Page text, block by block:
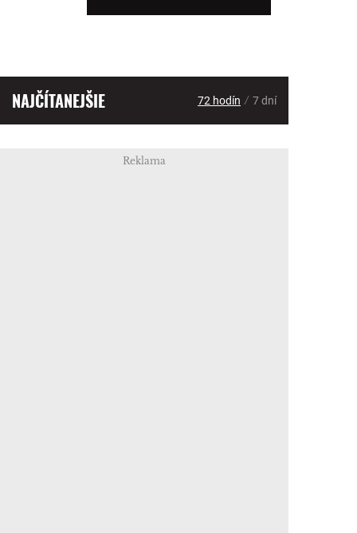
NAJČÍTANEJŠIE 72 hodín / 7 dní
Reklama